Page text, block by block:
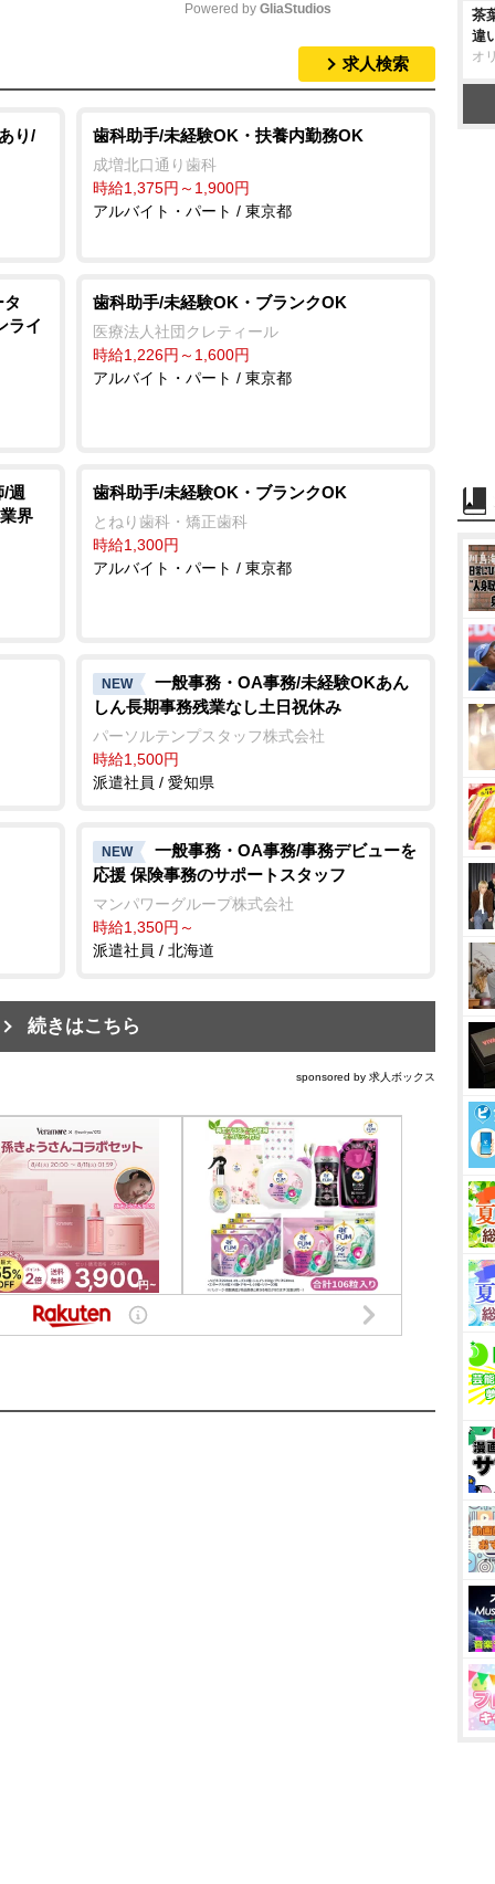
Powered by GliaStudios
求人検索
り/ 歯科助手/未経験OK・扶養内勤務OK
成増北口通り歯科
時給1,375円～1,900円
アルバイト・パート / 東京都
ライ
歯科助手/未経験OK・ブランクOK
医療法人社団クレティール
時給1,226円～1,600円
アルバイト・パート / 東京都
週
界
歯科助手/未経験OK・ブランクOK
とねり歯科・矯正歯科
時給1,300円
アルバイト・パート / 東京都
NEW
一般事務・OA事務/未経験OKあん
しん長期事務残業なし土日祝休み
パーソルテンプスタッフ株式会社
時給1,500円
派遣社員 / 愛知県
NEW
一般事務・OA事務/事務デビューを
応援 保険事務のサポートスタッフ
マンパワーグループ株式会社
時給1,350円～
派遣社員 / 北海道
続きはこちら
sponsored by 求人ボックス
茶
違
オ